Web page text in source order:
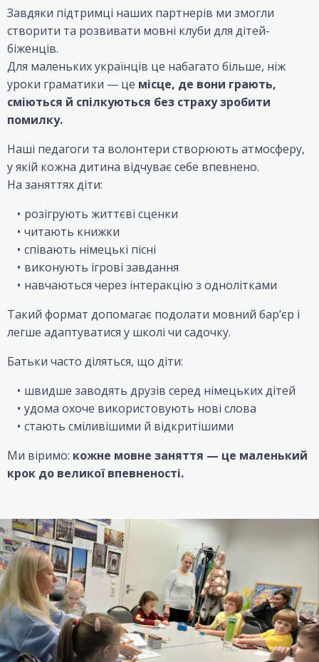
Завдяки підтримці наших партнерів ми змогли
створити та розвивати мовні клуби для дітей-
біженців.
Для маленьких українців це набагато більше, ніж
уроки граматики — це місце, де вони грають,
сміються й спілкуються без страху зробити
помилку.
Наші педагоги та волонтери створюють атмосферу,
у якій кожна дитина відчуває себе впевнено.
На заняттях діти:
розігрують життєві сценки
читають книжки
співають німецькі пісні
виконують ігрові завдання
навчаються через інтеракцію з однолітками
Такий формат допомагає подолати мовний бар’єр і
легше адаптуватися у школі чи садочку.
Батьки часто діляться, що діти:
швидше заводять друзів серед німецьких дітей
удома охоче використовують нові слова
стають сміливішими й відкритішими
Ми віримо: кожне мовне заняття — це маленький
крок до великої впевненості.